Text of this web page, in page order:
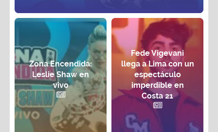
Zona Encendida:
Leslie Shaw en
vivo
Fede Vigevani
llega a Lima con un
espectáculo
imperdible en
Costa 21